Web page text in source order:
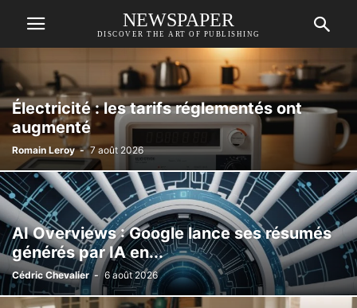
NEWSPAPER
DISCOVER THE ART OF PUBLISHING
Électricité : les tarifs réglementés ont
augmenté
Romain Leroy - 7 août 2026
AI Overviews : Google lance ses résumés
générés par IA en...
Cédric Chevalier - 6 août 2026